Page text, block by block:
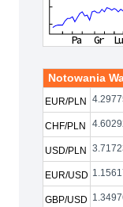
Notowania
EUR/PLN
CHF/PLN
USD/PLN
EUR/USD
GBP/USD